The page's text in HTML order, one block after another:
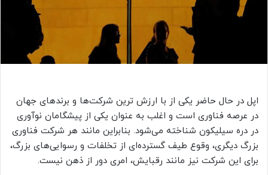
اپل در حال حاضر یکی از با ارزش ترین شرکت‌ها و برندهای جهان
در عرصه فناوری است و اغلب به عنوان یکی از پیشگامان نوآوری
در دره سیلیکون شناخته می‌شود. بنابراین مانند هر شرکت فناوری
بزرگ دیگری، وقوع طیف گسترده‌ای از تخلفات و رسوایی‌های بزرگ،
برای این شرکت نیز مانند رقبایش، امری دور از ذهن نیست.